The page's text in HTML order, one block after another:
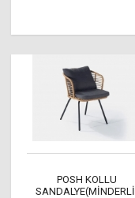
POSH KOLLU